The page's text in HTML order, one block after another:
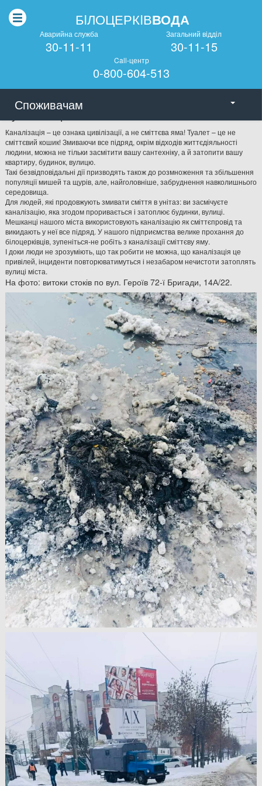
БIЛОЦЕРКIВВОДА
Аварийна служба
30-11-11
Загальний вiддiл
30-11-15
Call-центр
0-800-604-513
Споживачам
Туалет – це не сміттєвий кошик!
Каналізація – це ознака цивілізації, а не сміттєва яма! Туалет – це не
сміттєвий кошик! Змиваючи все підряд, окрім відходів життєдіяльності
людини, можна не тільки засмітити вашу сантехніку, а й затопити вашу
квартиру, будинок, вулицю.
Такі безвідповідальні дії призводять також до розмноження та збільшення
популяції мишей та щурів, але, найголовніше, забруднення навколишнього
середовища.
Для людей, які продовжують змивати сміття в унітаз: ви засмічуєте
каналізацію, яка згодом проривається і затоплює будинки, вулиці.
Мешканці нашого міста використовують каналізацію як сміттєпровід та
викидають у неї все підряд. У нашого підприємства велике прохання до
білоцерківців, зупеніться-не робіть з каналізації сміттєву яму.
І доки люди не зрозуміють, що так робити не можна, що каналізація це
привілей, інциденти повторюватимуться і незабаром нечистоти затоплять
вулиці міста.
На фото: витоки стоків по вул. Героїв 72-ї Бригади, 14А/22.